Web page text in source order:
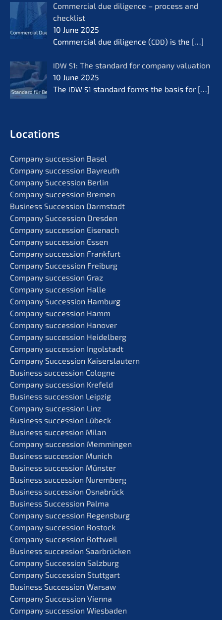
Commer­cial due diligence – process and
check­list
10 June 2025
Commer­cial due diligence (CDD) is the […]
IDW S1: The standard for compa­ny valua­ti­on
10 June 2025
The IDW S1 standard forms the basis for […]
Locati­ons
Compa­ny succes­si­on Basel
Compa­ny succes­si­on Bayreuth
Compa­ny Succes­si­on Berlin
Compa­ny succes­si­on Bremen
Business Succes­si­on Darmstadt
Compa­ny Succes­si­on Dresden
Compa­ny succes­si­on Eisenach
Compa­ny succes­si­on Essen
Compa­ny succes­si­on Frankfurt
Compa­ny Succes­si­on Freiburg
Compa­ny succes­si­on Graz
Compa­ny succes­si­on Halle
Compa­ny Succes­si­on Hamburg
Compa­ny succes­si­on Hamm
Compa­ny succes­si­on Hanover
Compa­ny succes­si­on Heidelberg
Compa­ny succes­si­on Ingolstadt
Compa­ny Succes­si­on Kaiserslautern
Business succes­si­on Cologne
Compa­ny succes­si­on Krefeld
Business succes­si­on Leipzig
Compa­ny succes­si­on Linz
Business succes­si­on Lübeck
Business succes­si­on Milan
Compa­ny succes­si­on Memmingen
Business succes­si­on Munich
Business succes­si­on Münster
Business succes­si­on Nuremberg
Business succes­si­on Osnabrück
Business Succes­si­on Palma
Compa­ny succes­si­on Regensburg
Compa­ny succes­si­on Rostock
Compa­ny succes­si­on Rottweil
Business succes­si­on Saarbrücken
Compa­ny Succes­si­on Salzburg
Compa­ny Succes­si­on Stuttgart
Business Succes­si­on Warsaw
Compa­ny Succes­si­on Vienna
Compa­ny succes­si­on Wiesbaden